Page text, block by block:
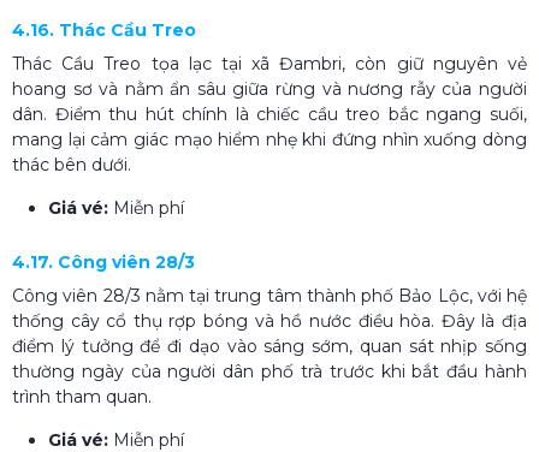
4.16. Thác Cầu Treo
Thác Cầu Treo tọa lạc tại xã Đambri, còn giữ nguyên vẻ
hoang sơ và nằm ẩn sâu giữa rừng và nương rẫy của người
dân. Điểm thu hút chính là chiếc cầu treo bắc ngang suối,
mang lại cảm giác mạo hiểm nhẹ khi đứng nhìn xuống dòng
thác bên dưới.
Giá vé: Miễn phí
4.17. Công viên 28/3
Công viên 28/3 nằm tại trung tâm thành phố Bảo Lộc, với hệ
thống cây cổ thụ rợp bóng và hồ nước điều hòa. Đây là địa
điểm lý tưởng để đi dạo vào sáng sớm, quan sát nhịp sống
thường ngày của người dân phố trà trước khi bắt đầu hành
trình tham quan.
Giá vé: Miễn phí